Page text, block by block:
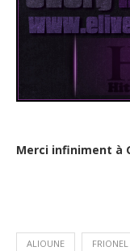
Merci infiniment à
ALIOUNE FRIONEL